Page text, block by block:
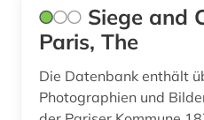
jean (1)
juden (2)
Siege and
Paris, The
Die Datenbank enthält
Photographien und